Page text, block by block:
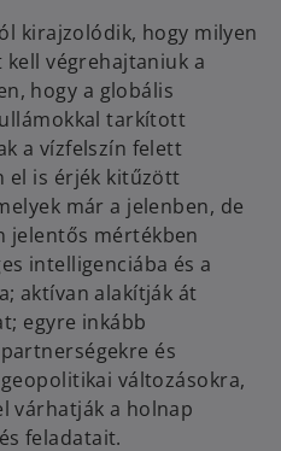
kirajzolódik, hogy milyen
végrehajtaniuk a
hogy a globális
tarkított
a vízfelszín felett
el is érjék kitűzött
már a jelenben, de
jelentős mértékben
intelligenciába és a
aktívan alakítják át
egyre inkább
és
változásokra,
várhatják a holnap
feladatait.